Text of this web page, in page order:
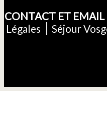
CONTACT ET EMAIL
Légales
Séjour